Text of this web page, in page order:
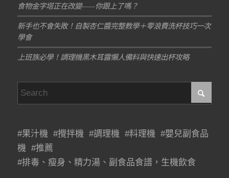
食物金字塔正在改變——你跟上了嗎？
新手也不會失敗！自製杏仁醬完整教學＋零浪費洗杯技巧一次
學會
上班族必學！調理機黑木耳露懶人備料與快速出杯攻略
#果汁機 #攪拌機 #調理機 #料理機 #嬰兒副食品
機 #推薦
#排毒、瘦身、精力湯、副食品食譜，生機飲食